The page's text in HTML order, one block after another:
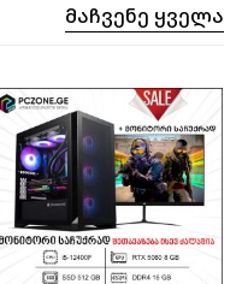
Მაჩვენე Ყველა